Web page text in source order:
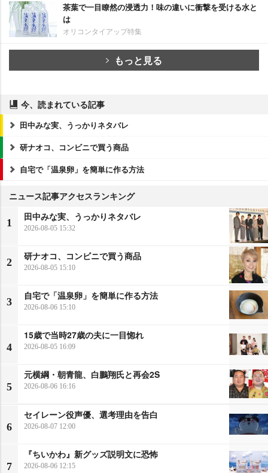
茶葉で一目瞭然の浸透力！味の違いに衝撃を受ける水と
は
オリコンタイアップ特集
もっと見る
今、読まれている記事
田中みな実、うっかりネタバレ
研ナオコ、コンビニで買う商品
自宅で「温泉卵」を簡単に作る方法
ニュース記事アクセスランキング
1
田中みな実、うっかりネタバレ
2026-08-05 15:32
2
研ナオコ、コンビニで買う商品
2026-08-05 15:10
3
自宅で「温泉卵」を簡単に作る方法
2026-08-06 15:10
4
15歳で当時27歳の夫に一目惚れ
2026-08-05 16:09
5
元横綱・朝青龍、白鵬翔氏と再会2S
2026-08-06 16:16
6
セイレーン役声優、選考理由を告白
2026-08-07 12:00
7
『ちいかわ』新グッズ説明文に恐怖
2026-08-06 12:15